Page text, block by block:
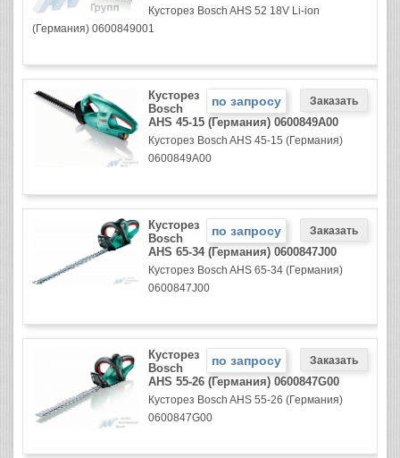
Кусторез Bosch AHS 52 18V Li-ion
(Германия) 0600849001
по запросу
Кусторез
Bosch
AHS 45-15 (Германия) 0600849A00
Кусторез Bosch AHS 45-15 (Германия)
0600849A00
по запросу
Кусторез
Bosch
AHS 65-34 (Германия) 0600847J00
Кусторез Bosch AHS 65-34 (Германия)
0600847J00
по запросу
Кусторез
Bosch
AHS 55-26 (Германия) 0600847G00
Кусторез Bosch AHS 55-26 (Германия)
0600847G00